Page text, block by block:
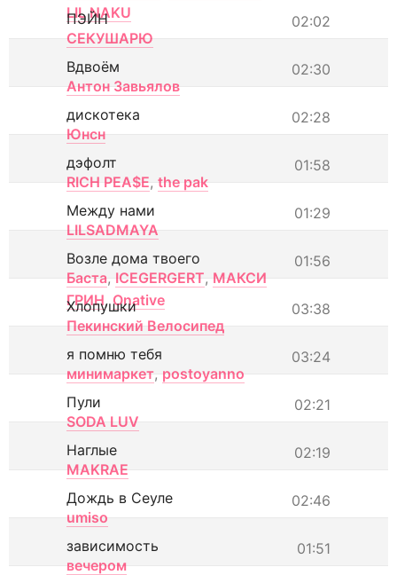
LIL NAKU
02:02
ПЭЙН
СЕКУШАРЮ
02:30
Вдвоём
Антон Завьялов
02:28
дискотека
Юнсн
01:58
дэфолт
RICH PEA$E, the pak
01:29
Между нами
LILSADMAYA
01:56
Возле дома твоего
Баста, ICEGERGERT, МАКСИ
ГРИН, Onative 03:38
Хлопушки
Пекинский Велосипед
03:24
я помню тебя
минимаркет, postoyanno
02:21
Пули
SODA LUV
02:19
Наглые
MAKRAE
02:46
Дождь в Сеуле
umiso
01:51
зависимость
вечером